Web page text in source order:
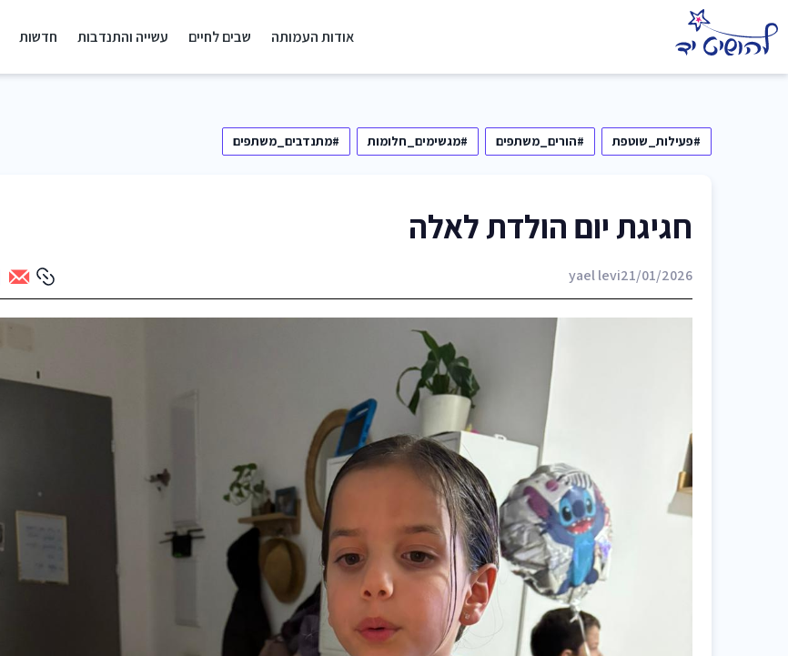
אודות העמותה שבים לחיים עשייה והתנדבות חדשות
#פעילות_שוטפת #הורים_משתפים #מגשימים_חלומות #מתנדבים_משתפים
חגיגת יום הולדת לאלה
yael levi21/01/2026